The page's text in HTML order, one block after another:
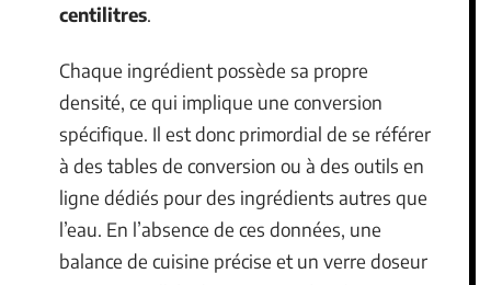
centilitres.
Chaque ingrédient possède sa propre
densité, ce qui implique une conversion
spécifique. Il est donc primordial de se référer
à des tables de conversion ou à des outils en
ligne dédiés pour des ingrédients autres que
l’eau. En l’absence de ces données, une
balance de cuisine précise et un verre doseur